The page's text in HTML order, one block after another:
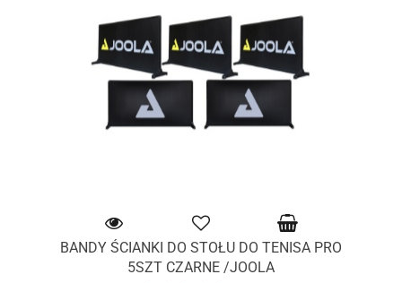
BANDY ŚCIANKI DO STOŁU DO TENISA PRO
5SZT CZARNE /JOOLA